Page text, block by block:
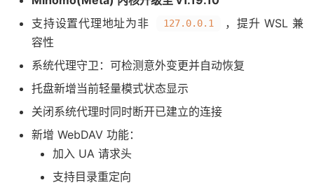
支持设置代理地址为非
127.0.0.1
，提升 WSL 兼
容性
系统代理守卫：可检测意外变更并自动恢复
托盘新增当前轻量模式状态显示
关闭系统代理时同时断开已建立的连接
新增 WebDAV 功能：
加入 UA 请求头
支持目录重定向